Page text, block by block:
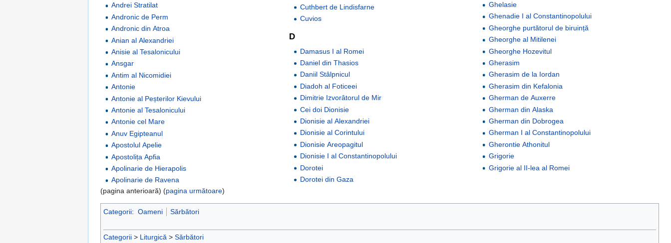
Andrei Stratilat
Andronic de Perm
Andronic din Atroa
Anian al Alexandriei
Anisie al Tesalonicului
Ansgar
Antim al Nicomidiei
Antonie
Antonie al Peșterilor Kievului
Antonie al Tesalonicului
Antonie cel Mare
Anuv Egipteanul
Apostolul Apelie
Apostolița Apfia
Apolinarie de Hierapolis
Apolinarie de Ravena
Cuthbert de Lindisfarne
Cuvios
D
Damasus I al Romei
Daniel din Thasios
Daniil Stâlpnicul
Diadoh al Foticeei
Dimitrie Izvorâtorul de Mir
Cei doi Dionisie
Dionisie al Alexandriei
Dionisie al Corintului
Dionisie Areopagitul
Dionisie I al Constantinopolului
Dorotei
Dorotei din Gaza
Ghelasie
Ghenadie I al Constantinopolului
Gheorghe purtătorul de biruință
Gheorghe al Mitilenei
Gheorghe Hozevitul
Gherasim
Gherasim de la Iordan
Gherasim din Kefalonia
Gherman de Auxerre
Gherman din Alaska
Gherman din Dobrogea
Gherman I al Constantinopolului
Gherontie Athonitul
Grigorie
Grigorie al II-lea al Romei
(pagina anterioară) (pagina următoare)
Categorii: Oameni Sărbători
Categorii > Liturgică > Sărbători